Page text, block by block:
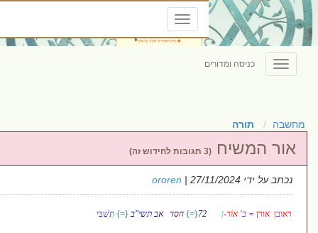
Toggle
navigation
ororen| 27/
חסד אבתשי"ב {
=}תִּשְׁבִּי